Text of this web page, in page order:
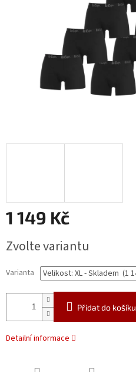
1 149 Kč
cena:
Zvolte variantu
Varianta
Přidat do košíku
Detailní informace